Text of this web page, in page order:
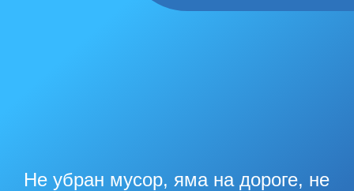
Не убран мусор, яма на дороге, не